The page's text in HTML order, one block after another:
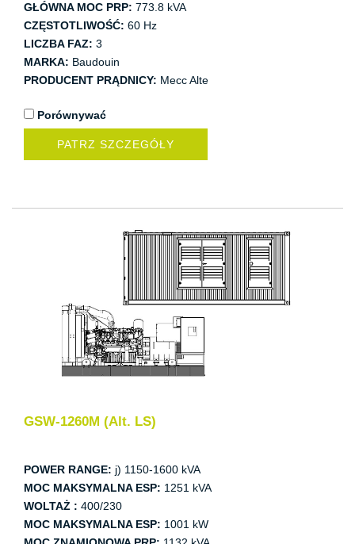
GŁÓWNA MOC PRP: 773.8 kVA
CZĘSTOTLIWOŚĆ: 60 Hz
LICZBA FAZ: 3
MARKA: Baudouin
PRODUCENT PRĄDNICY: Mecc Alte
Porównywać
PATRZ SZCZEGÓŁY
GSW-1260M (Alt. LS)
POWER RANGE: j) 1150-1600 kVA
MOC MAKSYMALNA ESP: 1251 kVA
WOLTAŻ : 400/230
MOC MAKSYMALNA ESP: 1001 kW